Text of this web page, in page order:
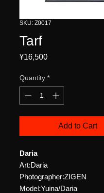
SKU: Z0017
Tarf
¥16,500Price
Quantity *
Add to Cart
Daria
Art:Daria
Photographer:ZIGEN
Model:Yuina/Daria